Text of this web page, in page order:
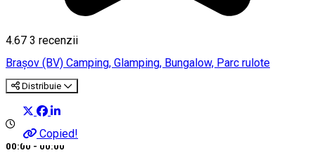
4.67 3 recenzii
Braşov (BV) Camping, Glamping, Bungalow, Parc rulote
Distribuie
Copied!
00:00 - 00:00